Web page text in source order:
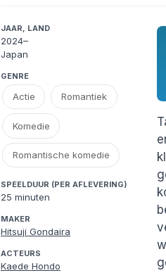
JAAR, LAND
2024–
Japan
GENRE
Actie Romantiek
Komedie
Romantische komedie
SPEELDUUR (PER AFLEVERING)
25 minuten
MAKER
Hitsuji Gondaira
ACTEURS
Kaede Hondo